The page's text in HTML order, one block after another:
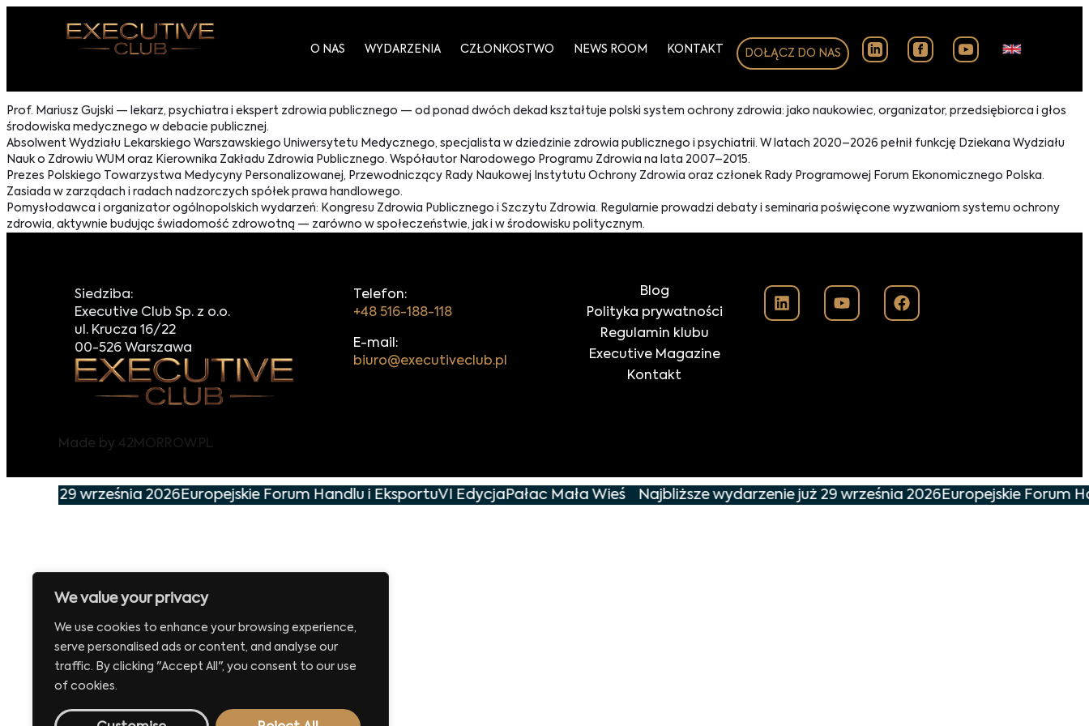
We value your privacy
We use cookies to enhance your browsing experience,
serve personalised ads or content, and analyse our
traffic. By clicking "Accept All", you consent to our use
of cookies.
O NAS WYDARZENIA CZŁONKOSTWO NEWS ROOM KONTAKT DOŁĄCZ DO NAS
Prof. Mariusz Gujski — lekarz, psychiatra i ekspert zdrowia publicznego — od ponad dwóch dekad kształtuje polski system ochrony zdrowia: jako naukowiec, organizator, przedsiębiorca i głos
środowiska medycznego w debacie publicznej.
Absolwent Wydziału Lekarskiego Warszawskiego Uniwersytetu Medycznego, specjalista w dziedzinie zdrowia publicznego i psychiatrii. W latach 2020–2026 pełnił funkcję Dziekana Wydziału
Nauk o Zdrowiu WUM oraz Kierownika Zakładu Zdrowia Publicznego. Współautor Narodowego Programu Zdrowia na lata 2007–2015.
Prezes Polskiego Towarzystwa Medycyny Personalizowanej, Przewodniczący Rady Naukowej Instytutu Ochrony Zdrowia oraz członek Rady Programowej Forum Ekonomicznego Polska.
Zasiada w zarządach i radach nadzorczych spółek prawa handlowego.
Pomysłodawca i organizator ogólnopolskich wydarzeń: Kongresu Zdrowia Publicznego i Szczytu Zdrowia. Regularnie prowadzi debaty i seminaria poświęcone wyzwaniom systemu ochrony
zdrowia, aktywnie budując świadomość zdrowotną — zarówno w społeczeństwie, jak i w środowisku politycznym.
Siedziba:
Executive Club Sp. z o.o.
ul. Krucza 16/22
00-526 Warszawa
Telefon:
+48 516-188-118
E-mail:
biuro@executiveclub.pl
Blog
Polityka prywatności
Regulamin klubu
Executive Magazine
Kontakt
Made by 42MORROW.PL
już 29 września 2026Europejskie Forum Handlu i EksportuVI EdycjaPałac Mała Wieś Najbliższe wydarzenie już 29 września 2026Europejskie Forum